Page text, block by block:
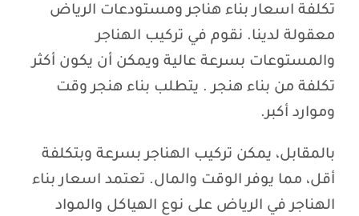
تكلفة اسعار بناء هناجر ومستودعات الرياض
معقولة لدينا. نقوم في تركيب الهناجر
والمستوعات بسرعة عالية ويمكن أن يكون أكثر
تكلفة من بناء هنجر . يتطلب بناء هنجر وقت
وموارد أكبر.
بالمقابل، يمكن تركيب الهناجر بسرعة وبتكلفة
أقل، مما يوفر الوقت والمال. تعتمد اسعار بناء
الهناجر في الرياض على نوع الهياكل والمواد